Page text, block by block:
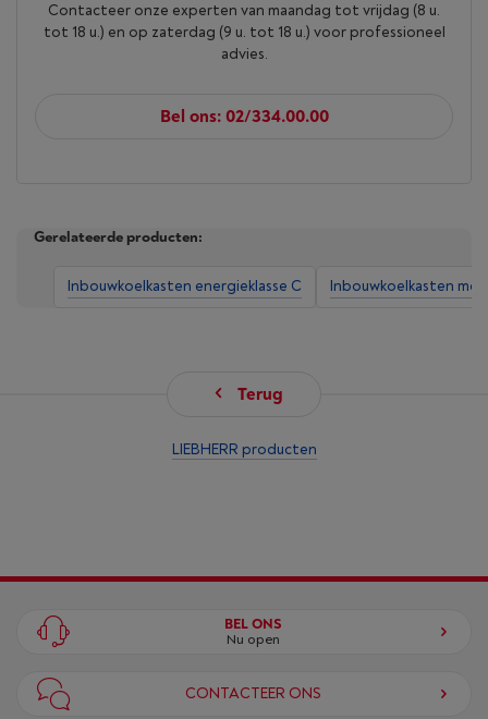
Contacteer onze experten van maandag tot vrijdag (8 u.
tot 18 u.) en op zaterdag (9 u. tot 18 u.) voor professioneel
advies.
Bel ons: 02/334.00.00
Gerelateerde producten:
Inbouwkoelkasten energieklasse C Inbouwkoelkasten
Terug
LIEBHERR producten
BEL ONS
Nu open
CONTACTEER ONS